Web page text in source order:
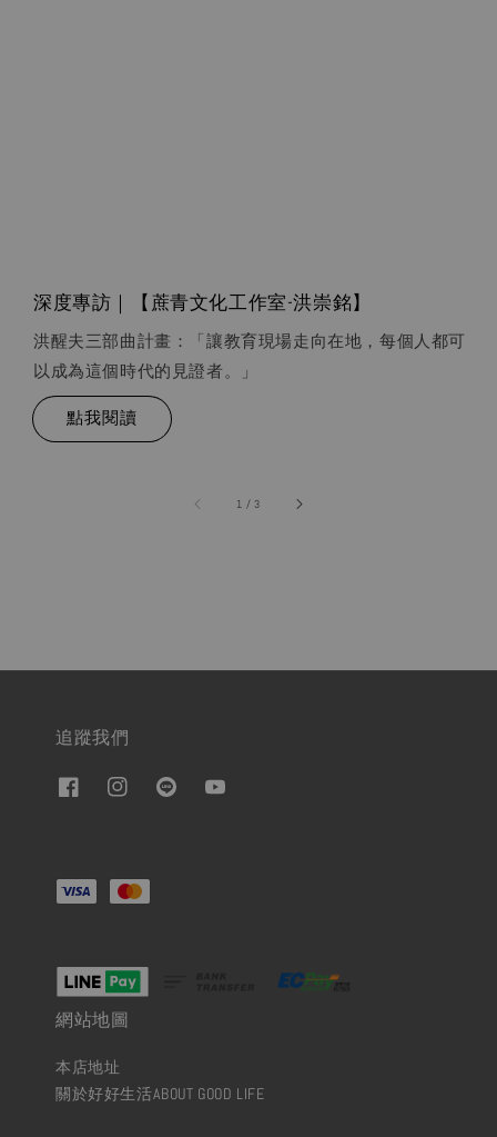
深度專訪｜【蔗青文化工作室-洪崇銘】
洪醒夫三部曲計畫：「讓教育現場走向在地，每個人都可
以成為這個時代的見證者。」
點我閱讀
1 / accessibility.of
3
追蹤我們
網站地圖
本店地址
關於好好生活ABOUT GOOD LIFE